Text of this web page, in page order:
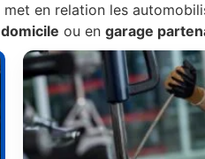
met en relation les
domicile ou en garage